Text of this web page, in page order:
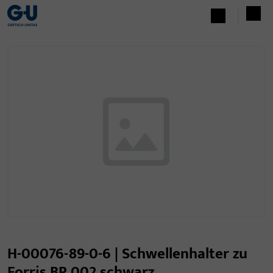
H-00076-89-0-6 | Schwellenhalter zu